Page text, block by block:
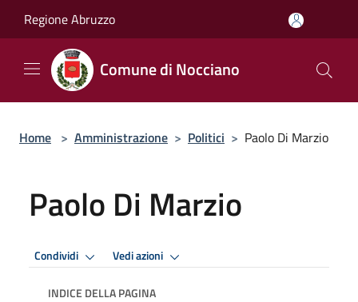
Regione Abruzzo
Comune di Nocciano
Home > Amministrazione > Politici > Paolo Di Marzio
Paolo Di Marzio
Condividi Vedi azioni
INDICE DELLA PAGINA